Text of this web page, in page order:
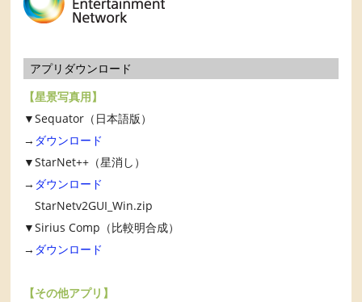
アプリダウンロード
【星景写真用】
▼Sequator（日本語版）
→ ダウンロード
▼StarNet++（星消し）
→ ダウンロード
StarNetv2GUI_Win.zip
▼Sirius Comp（比較明合成）
→ ダウンロード
【その他アプリ】